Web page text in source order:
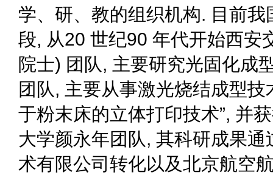
学、研、教的组织机构. 目前
段, 从20 世纪90 年代开始西安
院士) 团队, 主要研究光固化成
团队, 主要从事激光烧结成型
于粉末床的立体打印技术”, 并
大学颜永年团队, 其科研成果
术有限公司转化以及北京航空